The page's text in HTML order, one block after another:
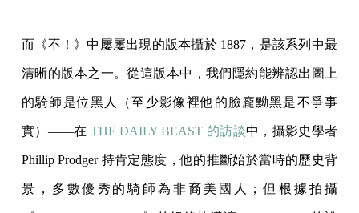
而《不！》中屢屢出現的版本攝於 1887，是該系列中最
清晰的版本之一。從這版本中，我們隱約能辨認出圖上
的騎師是位黑人（至少影像裡他的臉龐黝黑是不爭事
實）——在 THE DAILY BEAST 的訪談中，攝影史學者
Phillip Prodger 持肯定態度，他的推斷始於當時的歷史背
景，多數優秀的騎師為非裔美國人；但根據拍攝